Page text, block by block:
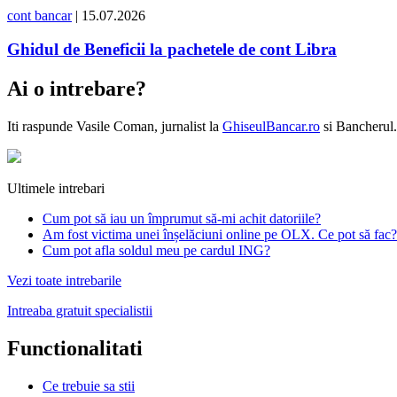
cont bancar| 15.07.2026
Ghidul de Beneficii la pachetele de cont Libra
Ai o intrebare?
Iti raspunde Vasile Coman, jurnalist la GhiseulBancar.ro si
Ultimele intrebari
Cum pot să iau un împrumut să-mi achit datoriile?
Am fost victima unei înșelăciuni online pe OLX. Ce pot să fac?
Cum pot afla soldul meu pe cardul ING?
Vezi toate intrebarile
Intreaba gratuit specialistii
Functionalitati
Ce trebuie sa stii